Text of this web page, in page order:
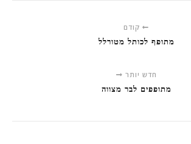
קודם
מתופף לכותל מטורלל
חדש יותר
מתופפים לבר מצווה